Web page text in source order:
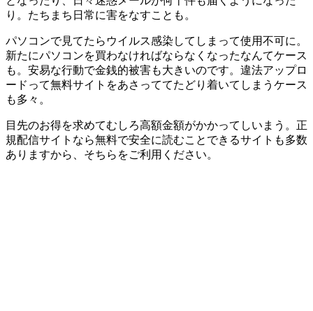
り。たちまち日常に害をなすことも。
パソコンで見てたらウイルス感染してしまって使用不可に。
新たにパソコンを買わなければならなくなったなんてケース
も。安易な行動で金銭的被害も大きいのです。違法アップロ
ードって無料サイトをあさっててたどり着いてしまうケース
も多々。
目先のお得を求めてむしろ高額金額がかかってしいまう。正
規配信サイトなら無料で安全に読むことできるサイトも多数
ありますから、そちらをご利用ください。